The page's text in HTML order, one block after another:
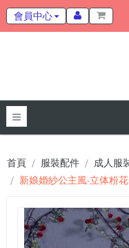
會員中心
首頁 服裝配件
成人服
新娘婚紗公主風-立体粉